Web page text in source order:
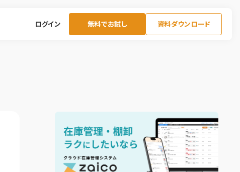
ログイン 無料でお試し 資料ダウンロード